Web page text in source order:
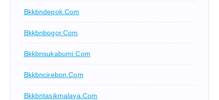
Bkkbndepok.com
Bkkbnbogor.com
Bkkbnsukabumi.com
Bkkbncirebon.com
Bkkbntasikmalaya.com